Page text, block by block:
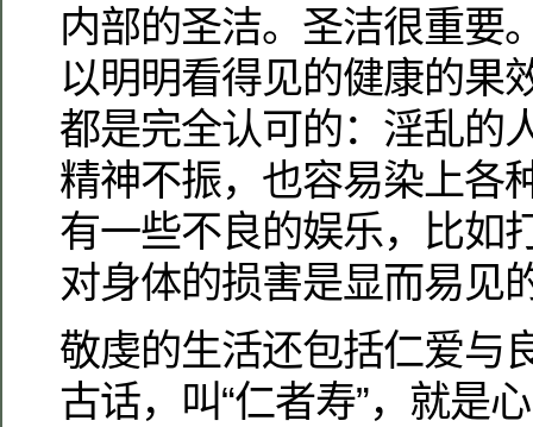
内部的圣洁。圣洁很重要
以明明看得见的健康的果
都是完全认可的：淫乱的
精神不振，也容易染上各
有一些不良的娱乐，比如
对身体的损害是显而易见
敬虔的生活还包括仁爱与
古话，叫“仁者寿”，就是